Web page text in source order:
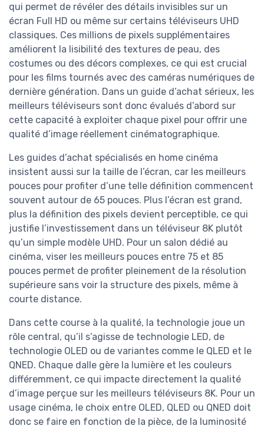
qui permet de révéler des détails invisibles sur un
écran Full HD ou même sur certains téléviseurs UHD
classiques. Ces millions de pixels supplémentaires
améliorent la lisibilité des textures de peau, des
costumes ou des décors complexes, ce qui est crucial
pour les films tournés avec des caméras numériques de
dernière génération. Dans un guide d’achat sérieux, les
meilleurs téléviseurs sont donc évalués d’abord sur
cette capacité à exploiter chaque pixel pour offrir une
qualité d’image réellement cinématographique.
Les guides d’achat spécialisés en home cinéma
insistent aussi sur la taille de l’écran, car les meilleurs
pouces pour profiter d’une telle définition commencent
souvent autour de 65 pouces. Plus l’écran est grand,
plus la définition des pixels devient perceptible, ce qui
justifie l’investissement dans un téléviseur 8K plutôt
qu’un simple modèle UHD. Pour un salon dédié au
cinéma, viser les meilleurs pouces entre 75 et 85
pouces permet de profiter pleinement de la résolution
supérieure sans voir la structure des pixels, même à
courte distance.
Dans cette course à la qualité, la technologie joue un
rôle central, qu’il s’agisse de technologie LED, de
technologie OLED ou de variantes comme le QLED et le
QNED. Chaque dalle gère la lumière et les couleurs
différemment, ce qui impacte directement la qualité
d’image perçue sur les meilleurs téléviseurs 8K. Pour un
usage cinéma, le choix entre OLED, QLED ou QNED doit
donc se faire en fonction de la pièce, de la luminosité